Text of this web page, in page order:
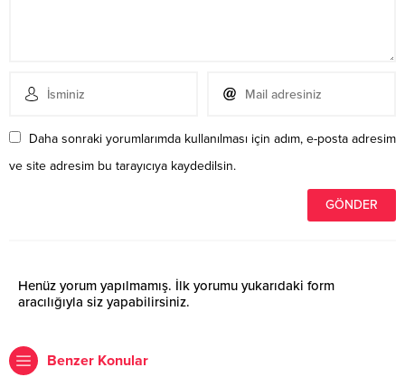
Daha sonraki yorumlarımda kullanılması için adım, e-posta adresim
ve site adresim bu tarayıcıya kaydedilsin.
Henüz yorum yapılmamış. İlk yorumu yukarıdaki form
aracılığıyla siz yapabilirsiniz.
Benzer Konular